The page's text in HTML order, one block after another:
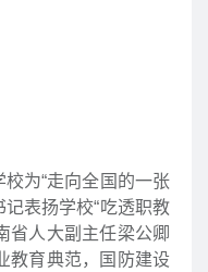
为“走向全国的一张
表扬学校“吃透职教
省人大副主任梁公卿
教育典范，国防建设